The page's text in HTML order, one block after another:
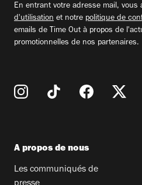
En entrant votre adresse mail, vous
d'utilisation et notre politique de
emails de Time Out à propos de
promotionnelles de nos partenaires.
A propos de nous
Les communiqués de